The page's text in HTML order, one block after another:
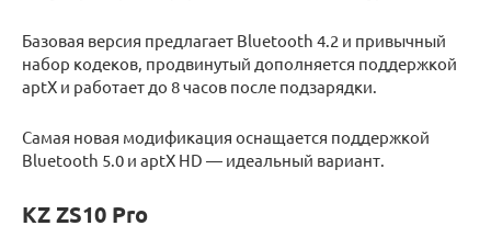
Базовая версия предлагает Bluetooth 4.2 и привычный
набор кодеков, продвинутый дополняется поддержкой
aptX и работает до 8 часов после подзарядки.
Самая новая модификация оснащается поддержкой
Bluetooth 5.0 и aptX HD — идеальный вариант.
KZ ZS10 Pro